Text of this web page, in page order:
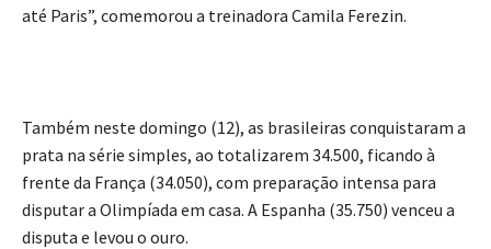
até Paris”, comemorou a treinadora Camila Ferezin.
Também neste domingo (12), as brasileiras conquistaram a
prata na série simples, ao totalizarem 34.500, ficando à
frente da França (34.050), com preparação intensa para
disputar a Olimpíada em casa. A Espanha (35.750) venceu a
disputa e levou o ouro.